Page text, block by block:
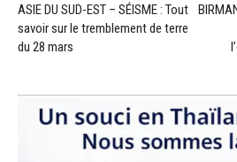
ASIE DU SUD-EST – SÉISME : Tout
savoir sur le tremblement de terre
du 28 mars